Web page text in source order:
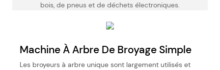
bois, de pneus et de déchets électroniques.
Machine À Arbre De Broyage Simple
Les broyeurs à arbre unique sont largement utilisés et